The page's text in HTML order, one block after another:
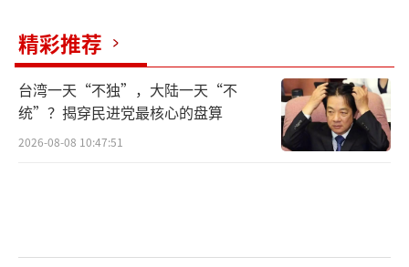
精彩推荐
台湾一天“不独”，大陆一天“不
统”？揭穿民进党最核心的盘算
2026-08-08 10:47:51